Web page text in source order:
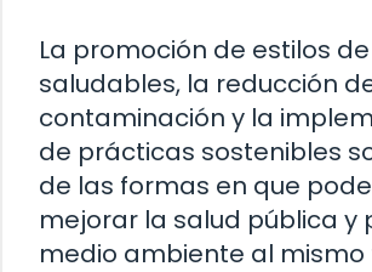
La promoción de estilos
saludables, la reducción
contaminación y la
de prácticas sostenibles
de las formas en que
mejorar la salud pública y
medio ambiente al mismo